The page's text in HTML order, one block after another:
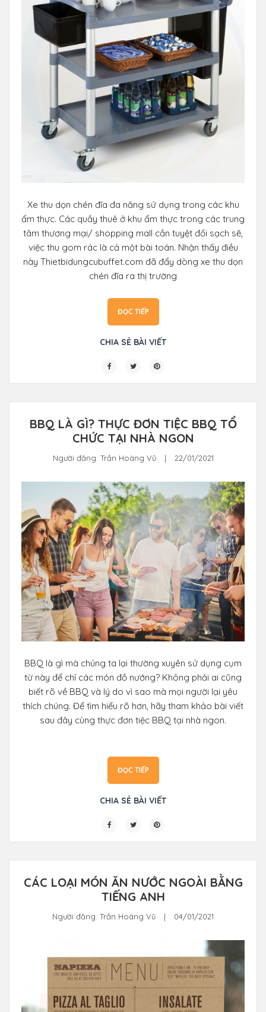
Xe thu dọn chén đĩa đa năng sử dụng trong các khu
ẩm thực. Các quầy thuê ở khu ẩm thực trong các trung
tâm thương mại/ shopping mall cần tuyệt đối sạch sẽ,
việc thu gom rác là cả một bài toán. Nhận thấy điều
này Thietbidungcubuffet.com đã đẩy dòng xe thu dọn
chén đĩa ra thị trường
ĐỌC TIẾP
CHIA SẺ BÀI VIẾT
BBQ LÀ GÌ? THỰC ĐƠN TIỆC BBQ TỔ
CHỨC TẠI NHÀ NGON
Người đăng: Trần Hoàng Vũ | 22/01/2021
BBQ là gì mà chúng ta lại thường xuyên sử dụng cụm
từ này để chỉ các món đồ nướng? Không phải ai cũng
biết rõ về BBQ và lý do vì sao mà mọi người lại yêu
thích chúng. Để tìm hiểu rõ hơn, hãy tham khảo bài viết
sau đây cùng thực đơn tiệc BBQ tại nhà ngon.
ĐỌC TIẾP
CHIA SẺ BÀI VIẾT
CÁC LOẠI MÓN ĂN NƯỚC NGOÀI BẰNG
TIẾNG ANH
Người đăng: Trần Hoàng Vũ | 04/01/2021